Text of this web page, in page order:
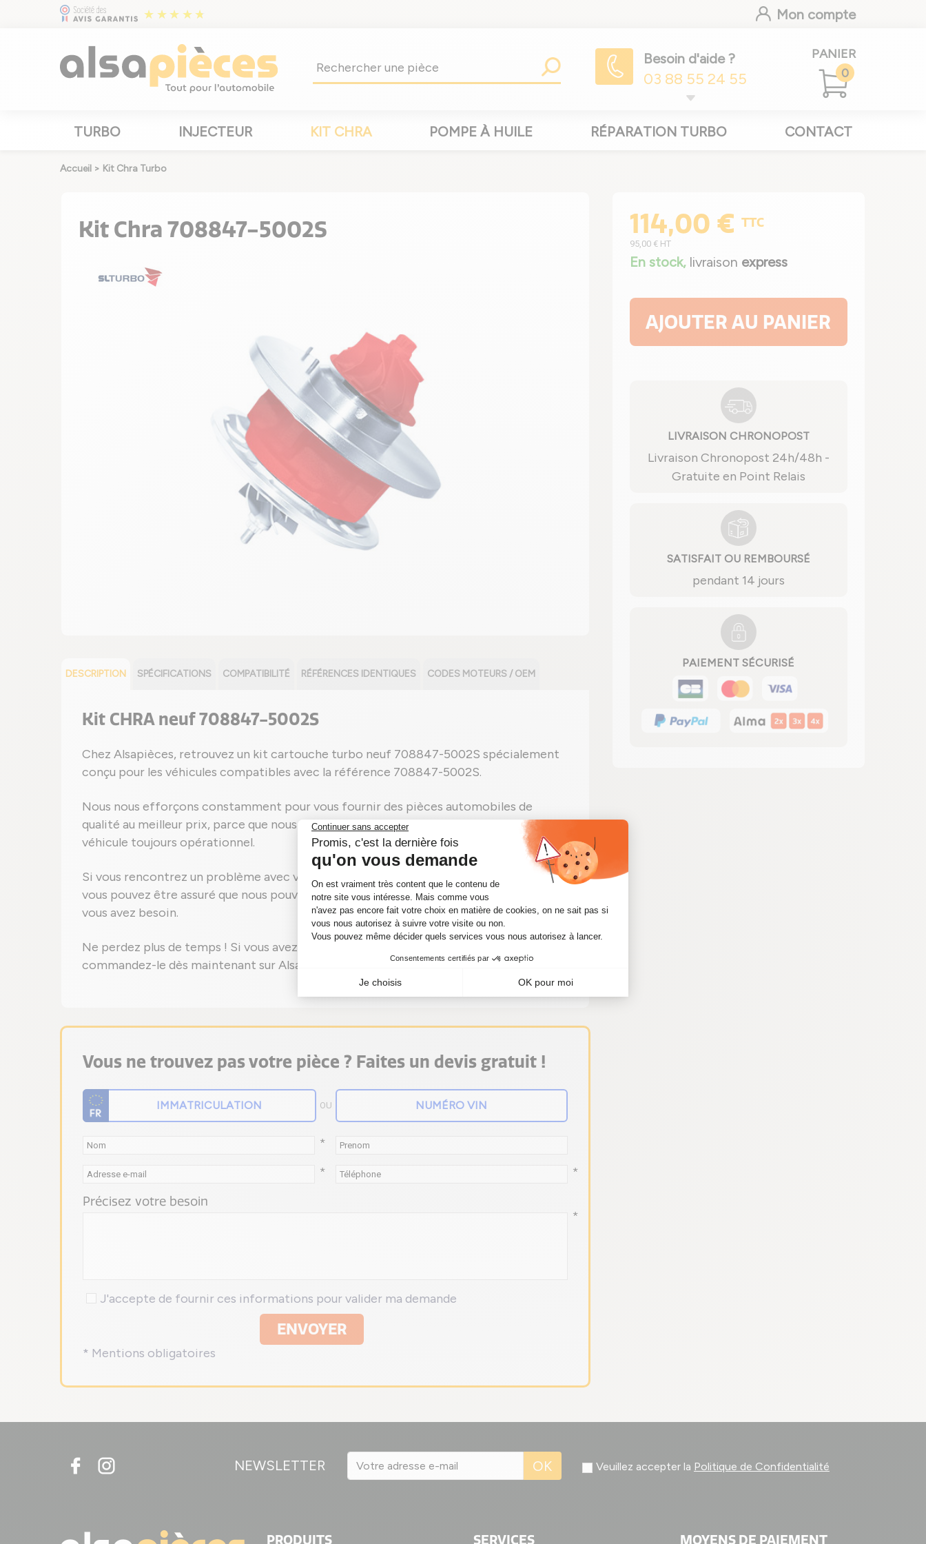
Mon compte
Besoin d'aide ?
03 88 55 24 55
PANIER
0
TURBO INJECTEUR KIT CHRA POMPE À HUILE RÉPARATION TURBO CONTACT
Accueil > Kit Chra Turbo
Kit Chra 708847-5002S
DESCRIPTION SPÉCIFICATIONS COMPATIBILITÉ RÉFÉRENCES IDENTIQUES CODES MOTEURS / OEM
Kit CHRA neuf 708847-5002S
Chez Alsapièces, retrouvez un kit cartouche turbo neuf 708847-5002S spécialement
conçu pour les véhicules compatibles avec la référence 708847-5002S.
Nous nous efforçons constamment pour vous fournir des pièces automobiles de
qualité au meilleur prix, parce que nous savons à quel point il est important d'avoir un
véhicule toujours opérationnel.
Si vous rencontrez un problème avec votre turbo portant la référence 708847-5002S,
vous pouvez être assuré que nous pouvons vous fournir rapidement le kit turbo dont
vous avez besoin.
Ne perdez plus de temps ! Si vous avez besoin d'un kit turbo 708847-5002S,
commandez-le dès maintenant sur Alsapièces.
Vous ne trouvez pas votre pièce ? Faites un devis gratuit !
OU
*
*
*
Précisez votre besoin
*
J'accepte de fournir ces informations pour valider ma demande
ENVOYER
* Mentions obligatoires
114,00 € TTC
95,00 € HT
En stock, livraison express
AJOUTER AU PANIER
LIVRAISON CHRONOPOST
Livraison Chronopost 24h/48h -
Gratuite en Point Relais
SATISFAIT OU REMBOURSÉ
pendant 14 jours
PAIEMENT SÉCURISÉ
NEWSLETTER OK Veuillez accepter la Politique de Confidentialité
PRODUITS SERVICES MOYENS DE PAIEMENT